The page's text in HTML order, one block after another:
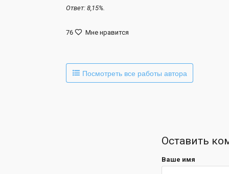
Ответ: 8,15%.
76 Мне нравится
Посмотреть все работы автора
Оставить
Ваше имя